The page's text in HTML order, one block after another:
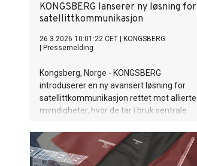
KONGSBERG lanserer ny løsning for
satellittkommunikasjon
26.3.2026 10:01:22 CET
KONGSBERG
Pressemelding
Kongsberg, Norge - KONGSBERG
introduserer en ny avansert løsning for
satellittkommunikasjon rettet mot allierte
myndigheter, hvor de tar i bruk sentrale
satellittnettverk, Meridian.